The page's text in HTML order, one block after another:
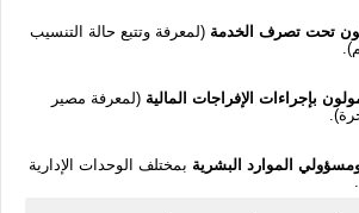
تحت تصرف الخدمة (لمعرفة وتتبع حالة التنسيب
بإجراءات الإفراجات المالية (لمعرفة مصير
الموارد البشرية بمختلف الوحدات الإدارية